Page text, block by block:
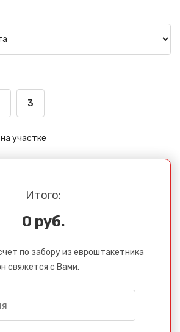
3
участке
Итого:
0 руб.
по забору из евроштакетника
свяжется с Вами.
успешно